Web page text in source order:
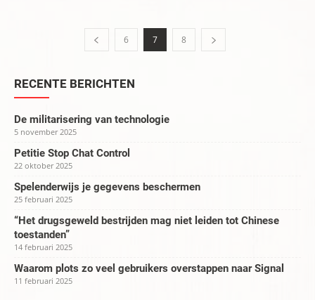
6 7 8
RECENTE BERICHTEN
De militarisering van technologie
5 november 2025
Petitie Stop Chat Control
22 oktober 2025
Spelenderwijs je gegevens beschermen
25 februari 2025
“Het drugsgeweld bestrijden mag niet leiden tot Chinese
toestanden”
14 februari 2025
Waarom plots zo veel gebruikers overstappen naar Signal
11 februari 2025